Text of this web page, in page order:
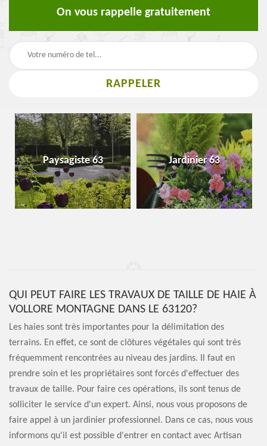
On vous rappelle gratuitement
Paysagiste 63 Jardinier 63
QUI PEUT FAIRE LES TRAVAUX DE TAILLE DE HAIE À
VOLLORE MONTAGNE DANS LE 63120?
Les haies sont très importantes pour la délimitation des
terrains. En effet, ce sont de clôtures végétales qui sont très
fréquemment rencontrées au niveau des jardins. Il faut en
prendre soin et les propriétaires sont forcés d'effectuer des
travaux de taille. Pour faire ces opérations, ils sont tenus de
solliciter le service d'un expert. Ainsi, nous vous proposons de
faire appel à un jardinier professionnel. Dans ce cas, nous vous
informons qu'il est possible d'entrer en contact avec Artisan